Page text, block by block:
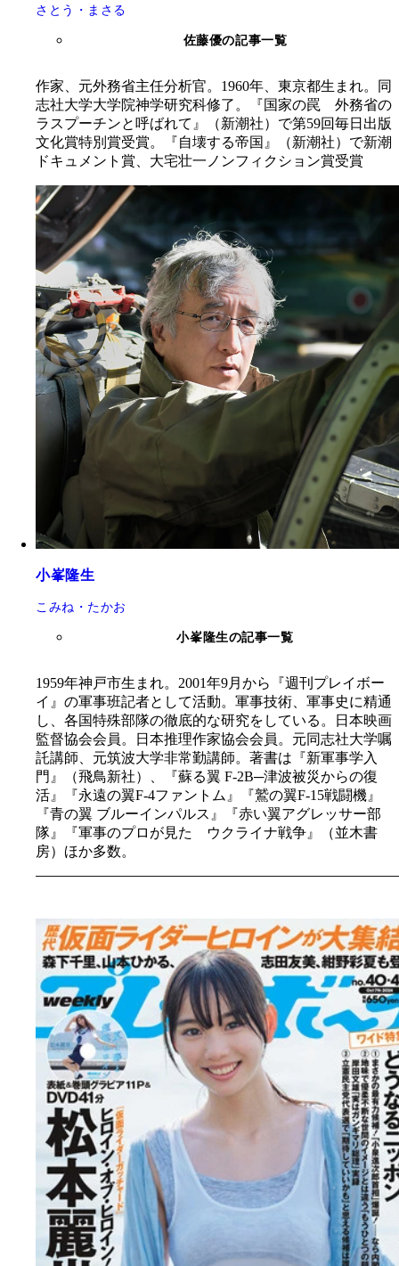
さとう・まさる
佐藤優の記事一覧
作家、元外務省主任分析官。1960年、東京都生まれ。同
志社大学大学院神学研究科修了。『国家の罠 外務省の
ラスプーチンと呼ばれて』（新潮社）で第59回毎日出版
文化賞特別賞受賞。『自壊する帝国』（新潮社）で新潮
ドキュメント賞、大宅壮一ノンフィクション賞受賞
小峯隆生
こみね・たかお
小峯隆生の記事一覧
1959年神戸市生まれ。2001年9月から『週刊プレイボー
イ』の軍事班記者として活動。軍事技術、軍事史に精通
し、各国特殊部隊の徹底的な研究をしている。日本映画
監督協会会員。日本推理作家協会会員。元同志社大学嘱
託講師、元筑波大学非常勤講師。著書は『新軍事学入
門』（飛鳥新社）、『蘇る翼 F-2B─津波被災からの復
活』『永遠の翼F-4ファントム』『鷲の翼F-15戦闘機』
『青の翼 ブルーインパルス』『赤い翼アグレッサー部
隊』『軍事のプロが見た ウクライナ戦争』（並木書
房）ほか多数。